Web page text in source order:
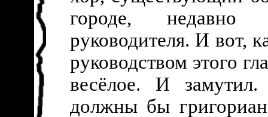
городе, недавно
руководителя. И вот,
руководством этого
весёлое. И
должны бы